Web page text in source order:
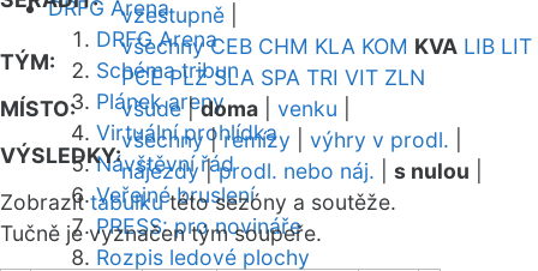
DRFG Arena
DRFG Arena
Schéma tribun
Plánek areny
Virtuální prohlídka
Návštěvní řád
Veřejné bruslení
PRESS: pro novináře
Rozpis ledové plochy
vzestupně
TÝM:
všechny CEB CHM KLA KOM KVA LIB LIT
PCE PLZ SLA SPA TRI VIT ZLN
MÍSTO:
všude|doma venku
VÝSLEDKY:
všechny|remízy výhry v prodl.
nájezdy|prodl. nebo náj. s nulou
Zobrazittabulkutéto sezóny a soutěže.
Tučně je vyznačen tým soupeře.